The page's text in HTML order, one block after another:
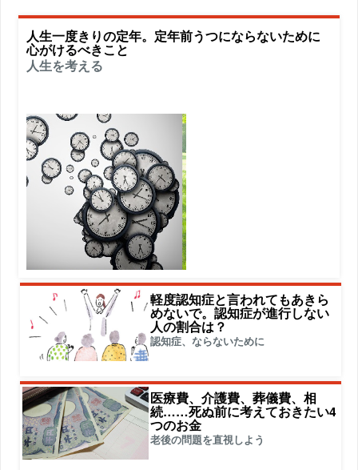
人生一度きりの定年。定年前うつにならないために
心がけるべきこと
人生を考える
軽度認知症と言われてもあきら
めないで。認知症が進行しない
人の割合は？
認知症、ならないために
医療費、介護費、葬儀費、相
続……死ぬ前に考えておきたい4
つのお金
老後の問題を直視しよう